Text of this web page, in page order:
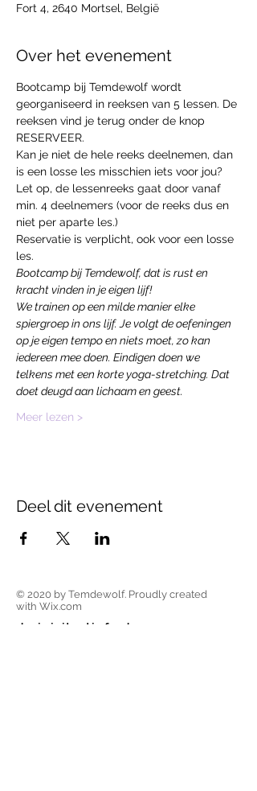
Fort 4, 2640 Mortsel, België
Over het evenement
Bootcamp bij Temdewolf wordt
georganiseerd in reeksen van 5 lessen. De
reeksen vind je terug onder de knop
RESERVEER.
Kan je niet de hele reeks deelnemen, dan
is een losse les misschien iets voor jou?
Let op, de lessenreeks gaat door vanaf
min. 4 deelnemers (voor de reeks dus en
niet per aparte les.)
Reservatie is verplicht, ook voor een losse
les.
Bootcamp bij Temdewolf, dat is rust en
kracht vinden in je eigen lijf!
We trainen op een milde manier elke
spiergroep in ons lijf. Je volgt de oefeningen
op je eigen tempo en niets moet, zo kan
iedereen mee doen. Eindigen doen we
telkens met een korte yoga-stretching. Dat
doet deugd aan lichaam en geest.
Meer lezen >
Deel dit evenement
© 2020 by Temdewolf. Proudly created
with Wix.com
adminisitratief adres